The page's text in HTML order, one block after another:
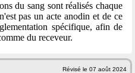
du sang sont réalisés chaque
pas un acte anodin et de ce
spécifique, afin de
du receveur.
Révisé le 07 août 2024